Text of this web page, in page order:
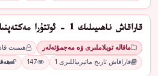
قاراقاش ناھىيىلىك 1 - ئوتتۇرا مەكتەپنىڭ تەرەققىياتى توغرىسىدا
ماقالە توپلاملىرى ۋە مەجمۇئەلەر
ھىمىت
قاراقاش تارىخ ماتېرىياللىرى 1
147